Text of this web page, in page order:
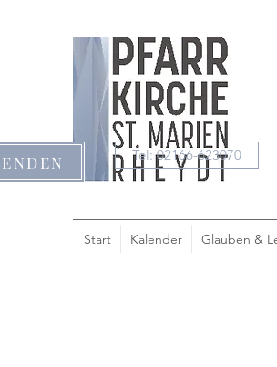
Tel: 02166-623070
Start Kalender Glauben &